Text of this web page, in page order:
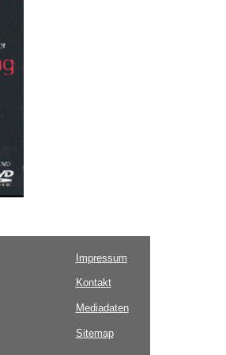
Impressum
Kontakt
Mediadaten
Sitemap